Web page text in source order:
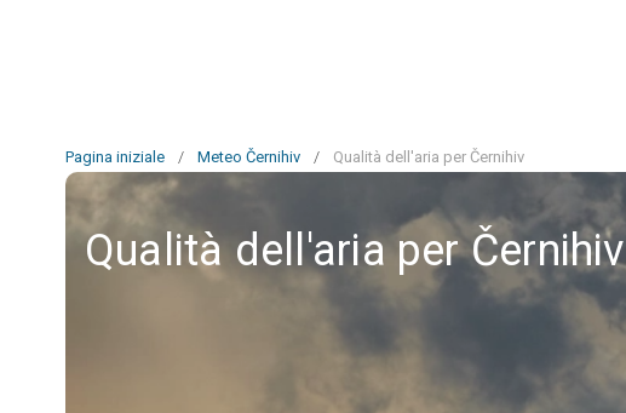
Pagina iniziale / Meteo Černihiv / Qualità dell'aria per Černihiv
Qualità dell'aria per Černihiv